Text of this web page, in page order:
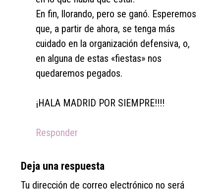
En fin, llorando, pero se ganó. Esperemos
que, a partir de ahora, se tenga más
cuidado en la organización defensiva, o,
en alguna de estas «fiestas» nos
quedaremos pegados.
¡HALA MADRID POR SIEMPRE!!!!
Responder
Deja una respuesta
Tu dirección de correo electrónico no será